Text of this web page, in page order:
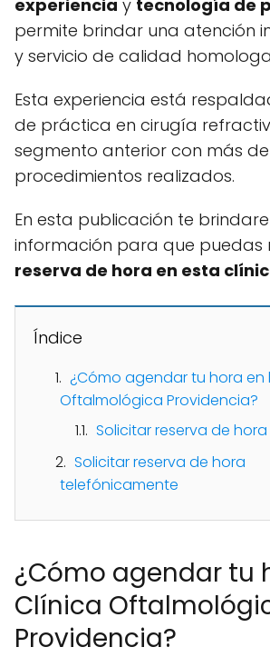
experiencia y tecnología de
permite brindar una atención
y servicio de calidad
Esta experiencia está
de práctica en cirugía
segmento anterior con más de
procedimientos realizados.
En esta publicación te
información para que puedas
reserva de hora en esta
Índice
¿Cómo agendar tu hora en
Oftalmológica Providencia?
Solicitar reserva de
Solicitar reserva de hora
telefónicamente
¿Cómo agendar tu
Clínica
Providencia?